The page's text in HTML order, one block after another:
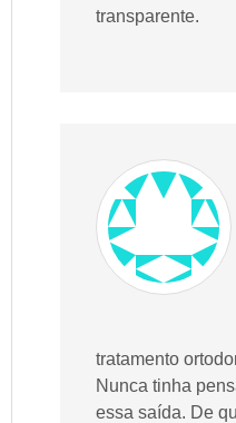
transparente.
tratamento
Nunca tinha
essa saída. De